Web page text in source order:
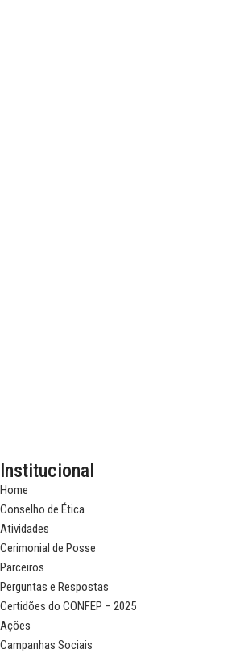
Institucional
Home
Conselho de Ética
Atividades
Cerimonial de Posse
Parceiros
Perguntas e Respostas
Certidões do CONFEP – 2025
Ações
Campanhas Sociais